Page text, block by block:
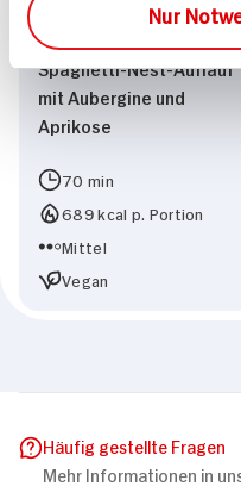
Nur
Spaghetti-Nest-Auflauf
mit Aubergine und
Aprikose
70 min
689 kcal p. Portion
Mittel
Vegan
Häufig gestellte Fragen
Mehr Informationen in